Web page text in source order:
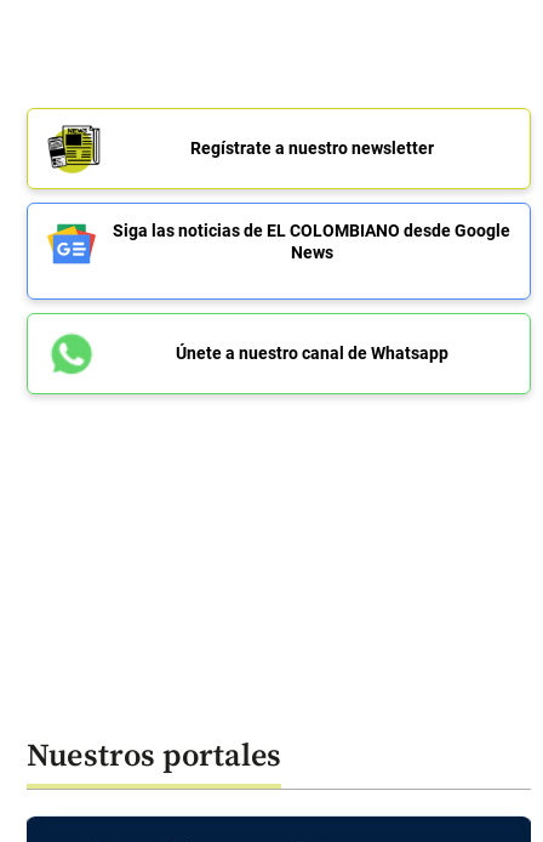
Regístrate a nuestro newsletter
Siga las noticias de EL COLOMBIANO desde Google
News
Únete a nuestro canal de Whatsapp
Nuestros portales